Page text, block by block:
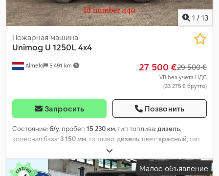
1 / 13
Almelo 5 491 km
Пожарная машина
Unimog U 1250L 4x4
27 500 €29 500 €
VB без учета НДС
(33 275 € брутто)
Запросить Позвонить
Состояние:б/у, пробег:15 230 км, тип топлива:дизель,
колесная база: 3 150 мм, топливо:дизель, цвет: красный, тип
, количество передач:
1989,
Малое объявление